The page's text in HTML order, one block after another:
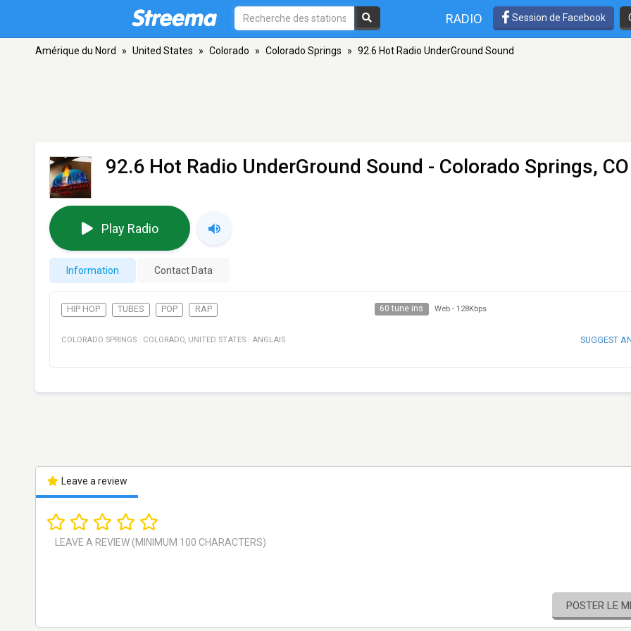
RADIO Session de Facebook
Amérique du Nord » United States » Colorado » Colorado Springs » 92.6 Hot Radio UnderGround Sound
92.6 Hot Radio UnderGround Sound - Colorado Springs, CO
Play Radio
Information Contact Data
HIP HOP TUBES POP RAP 60 tune ins Web - 128Kbps
COLORADO SPRINGS · COLORADO, UNITED STATES · ANGLAIS SUGGEST
Leave a review
POSTER LE